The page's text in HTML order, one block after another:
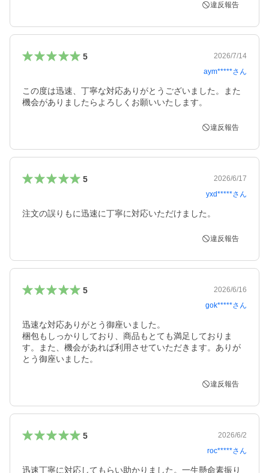
違反報告
5
2026/7/14
aym*****さん
この度は迅速、丁寧な対応ありがとうございました。また
機会がありましたらよろしくお願いいたします。
違反報告
5
2026/6/17
yxd*****さん
注文の誤りもに迅速に丁寧に対応いただけました。
違反報告
5
2026/6/16
gok*****さん
迅速な対応ありがとう御座いました。
梱包もしっかりしており、商品もとても満足しておりま
す。また、機会があれば利用させていただきます。ありが
とう御座いました。
違反報告
5
2026/6/2
roc*****さん
迅速丁寧に対応してもらい助かりました。一生懸命素振り